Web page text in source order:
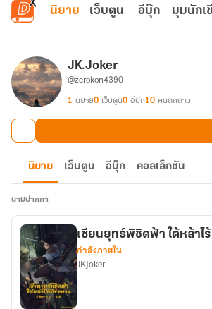
ข้ามไปยังเนื้อหาหลัก
นิยาย เว็บตูน อีบุ๊ก มุมนักเ
JK.Joker
@zerokon4390
1 นิยาย0 เว็บตูน0 อีบุ๊ก10 คนติดตาม
นิยาย เว็บตูน อีบุ๊ก คอลเล็กชัน
นามปากกา
เซียนยุทธ์พิชิตฟ้า ใต้หล้าไ
กำลังภายใน
JKjoker